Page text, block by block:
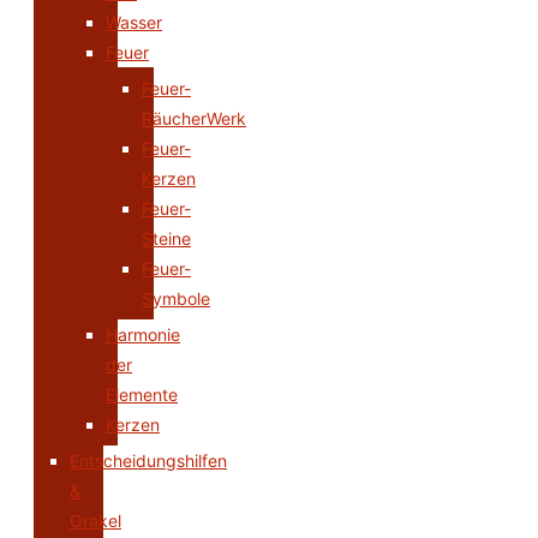
Wasser
Feuer
Feuer-
RäucherWerk
Feuer-
Kerzen
Feuer-
Steine
Feuer-
Symbole
Harmonie
der
Elemente
Kerzen
Entscheidungshilfen
&
Orakel